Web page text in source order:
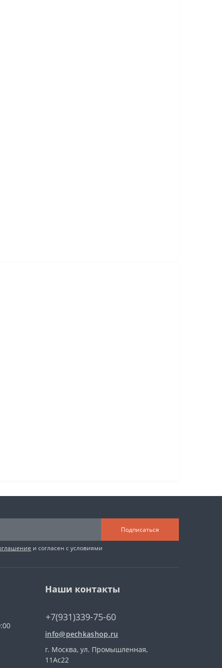
Подписаться
и согласен с условиями
Наши контакты
+7(931)339-75-60
info@pechkashop.ru
г. Москва, ул. Промышленная,
11Ас22